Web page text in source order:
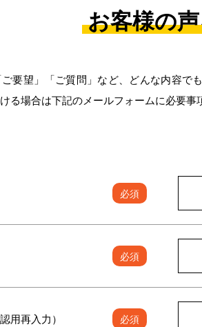
お客様の
要望」「ご質問」など、どんな内容で
る場合は下記のメールフォームに必要
必須
必須
用再入力） 必須